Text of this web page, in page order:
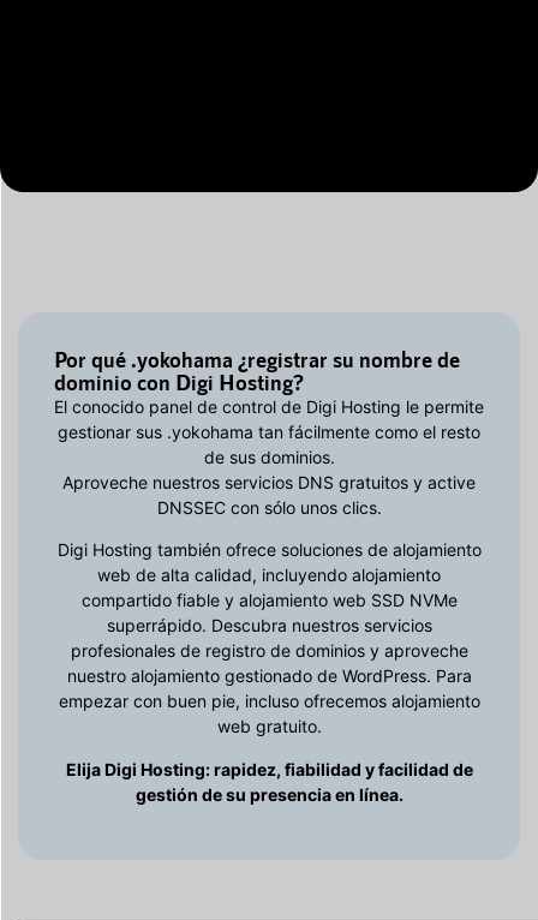
Por qué .yokohama ¿registrar su nombre de
dominio con Digi Hosting?
El conocido panel de control de Digi Hosting le permite
gestionar sus .yokohama tan fácilmente como el resto
de sus dominios.
Aproveche nuestros servicios DNS gratuitos y active
DNSSEC con sólo unos clics.
Digi Hosting también ofrece soluciones de alojamiento
web de alta calidad, incluyendo alojamiento
compartido fiable y alojamiento web SSD NVMe
superrápido. Descubra nuestros servicios
profesionales de registro de dominios y aproveche
nuestro alojamiento gestionado de WordPress. Para
empezar con buen pie, incluso ofrecemos alojamiento
web gratuito.
Elija Digi Hosting: rapidez, fiabilidad y facilidad de
gestión de su presencia en línea.